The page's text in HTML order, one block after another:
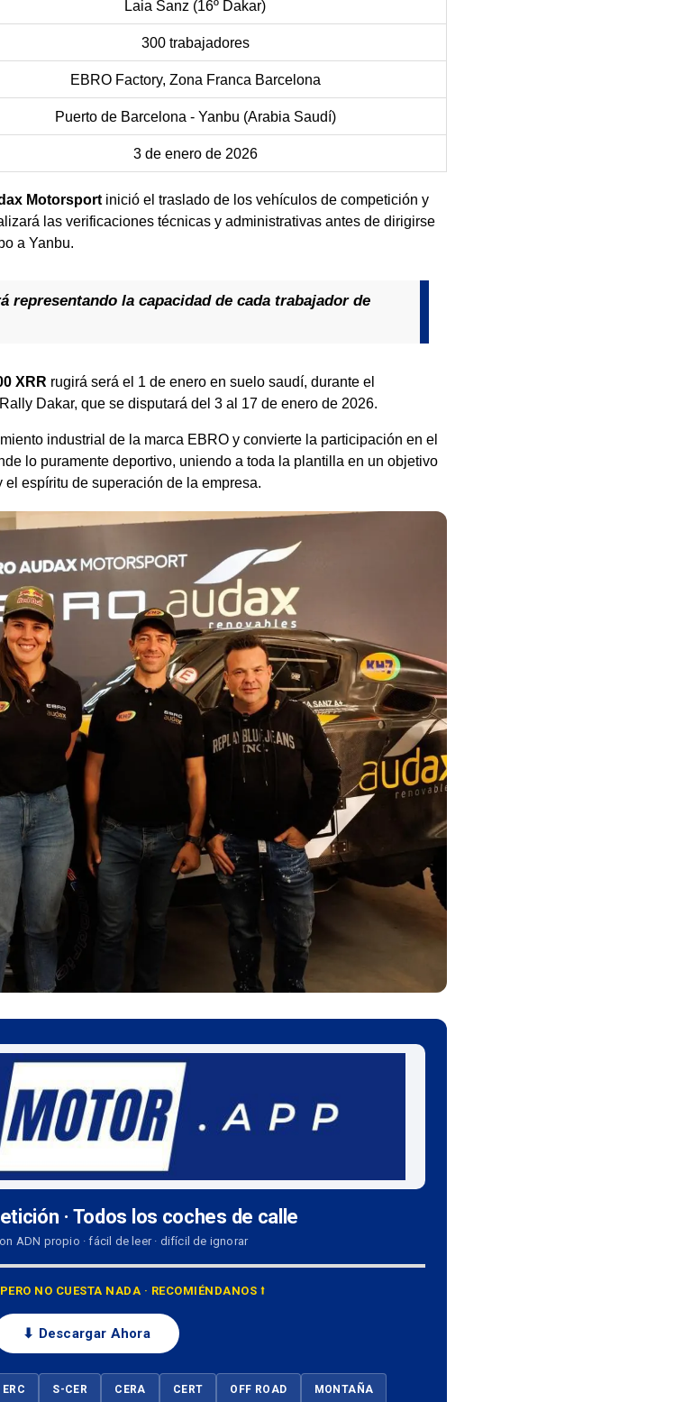
Laia Sanz (16º Dakar)
300 trabajadores
EBRO Factory, Zona Franca Barcelona
Puerto de Barcelona - Yanbu (Arabia Saudí)
3 de enero de 2026
Motorsport inició el traslado de los vehículos de competición y
las verificaciones técnicas y administrativas antes de dirigirse
a Yanbu.
representando la capacidad de cada trabajador de
XRR rugirá será el 1 de enero en suelo saudí, durante el
Dakar, que se disputará del 3 al 17 de enero de 2026.
industrial de la marca EBRO y convierte la participación en el
lo puramente deportivo, uniendo a toda la plantilla en un objetivo
espíritu de superación de la empresa.
· Todos los coches de calle
ADN propio · fácil de leer · difícil de ignorar
NO CUESTA NADA · RECOMIÉNDANOS ⭡
⬇ Descargar Ahora
ERC S-CER CERA CERT OFF ROAD MONTAÑA